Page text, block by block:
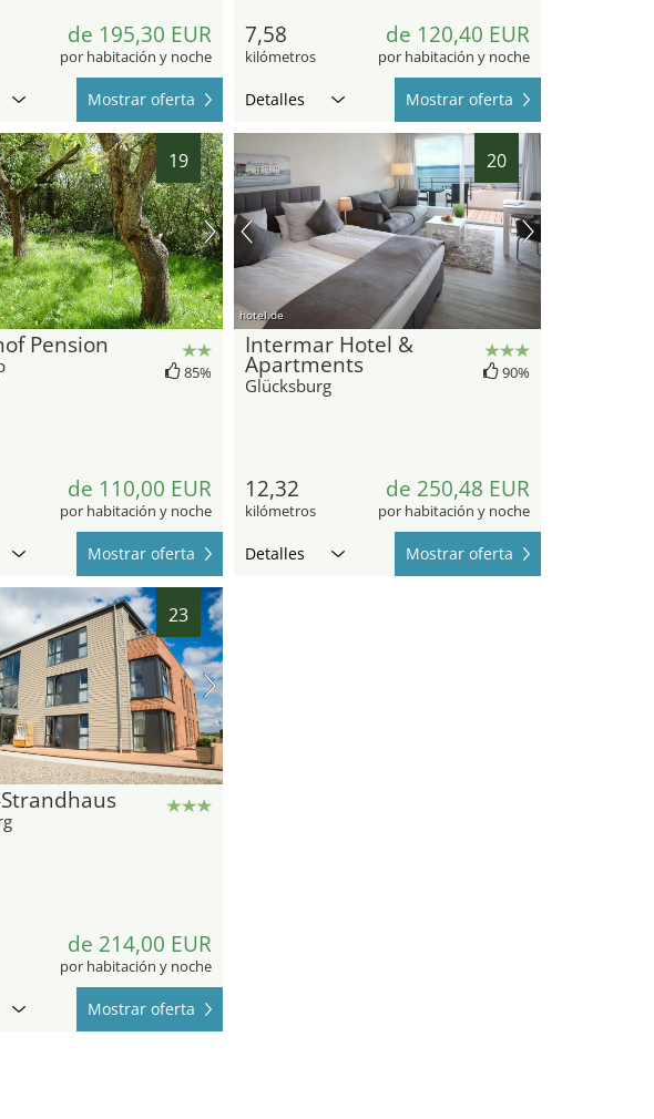
de 195,30 EUR
por habitación y noche
Mostrar oferta
7,58
kilómetros
de 120,40 EUR
por habitación y noche
Detalles Mostrar oferta
19
Pension
85%
de 110,00 EUR
por habitación y noche
Mostrar oferta
20
hotel.de
Intermar Hotel &
Apartments
Glücksburg
90%
12,32
kilómetros
de 250,48 EUR
por habitación y noche
Detalles Mostrar oferta
23
de 214,00 EUR
por habitación y noche
Mostrar oferta